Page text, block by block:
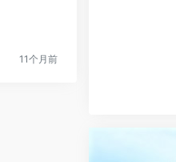
11个月前